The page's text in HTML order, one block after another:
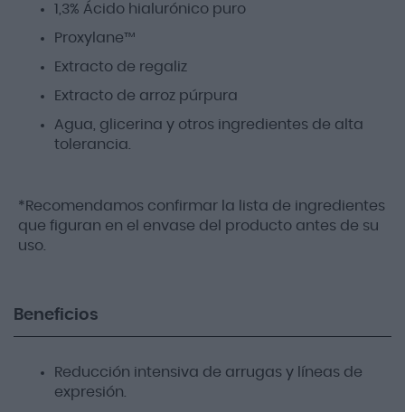
1,3% Ácido hialurónico puro
Proxylane™
Extracto de regaliz
Extracto de arroz púrpura
Agua, glicerina y otros ingredientes de alta
tolerancia.
*Recomendamos confirmar la lista de ingredientes
que figuran en el envase del producto antes de su
uso.
Beneficios
Reducción intensiva de arrugas y líneas de
expresión.